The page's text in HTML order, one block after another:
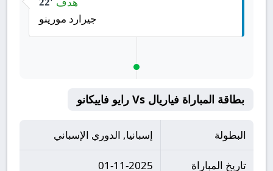
جيرارد مورينو
بطاقة المباراة فياريال Vs رايو فاييكانو
البطولة إسبانيا, الدوري الإسباني
تاريخ المباراة 01-11-2025